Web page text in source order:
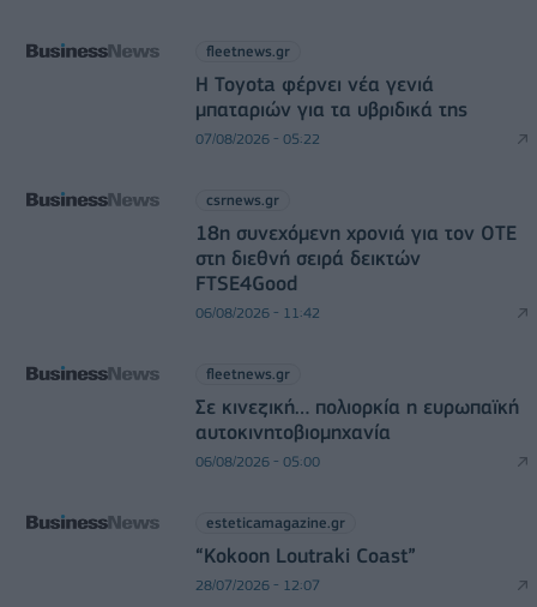
fleetnews.gr
Η Toyota φέρνει νέα γενιά
μπαταριών για τα υβριδικά της
07/08/2026 - 05:22
csrnews.gr
18η συνεχόμενη χρονιά για τον ΟΤΕ
στη διεθνή σειρά δεικτών
FTSE4Good
06/08/2026 - 11:42
fleetnews.gr
Σε κινεζική… πολιορκία η ευρωπαϊκή
αυτοκινητοβιομηχανία
06/08/2026 - 05:00
esteticamagazine.gr
“Kokoon Loutraki Coast”
28/07/2026 - 12:07